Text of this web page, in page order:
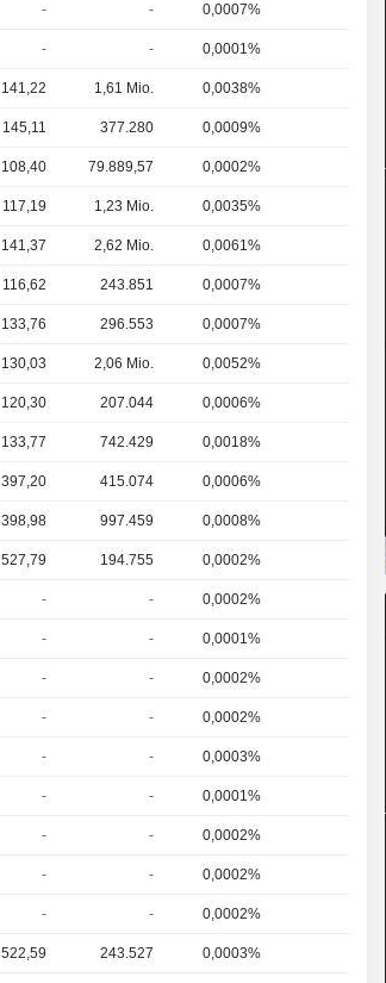
- - 0,0007%
- - 0,0001%
141,22 1,61 Mio. 0,0038%
145,11 377.280 0,0009%
108,40 79.889,57 0,0002%
117,19 1,23 Mio. 0,0035%
141,37 2,62 Mio. 0,0061%
116,62 243.851 0,0007%
133,76 296.553 0,0007%
130,03 2,06 Mio. 0,0052%
120,30 207.044 0,0006%
133,77 742.429 0,0018%
397,20 415.074 0,0006%
398,98 997.459 0,0008%
527,79 194.755 0,0002%
- - 0,0002%
- - 0,0001%
- - 0,0002%
- - 0,0002%
- - 0,0003%
- - 0,0001%
- - 0,0002%
- - 0,0002%
- - 0,0002%
522,59 243.527 0,0003%